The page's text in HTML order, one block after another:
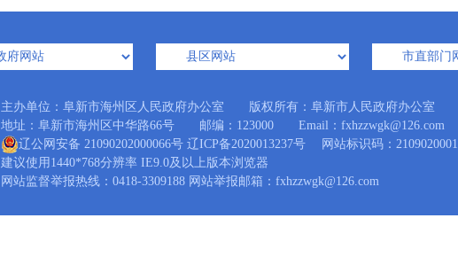
主办单位：阜新市海州区人民政府办公室 版权所有：阜新市人民政府办公室
地址：阜新市海州区中华路66号 邮编：123000 Email：fxhzzwgk@126.com
辽公网安备 21090202000066号 辽ICP备2020013237号 网站标识码：2109020001
建议使用1440*768分辨率 IE9.0及以上版本浏览器
网站监督举报热线：0418-3309188 网站举报邮箱：fxhzzwgk@126.com